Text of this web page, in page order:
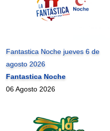
Fantastica Noche jueves 6 de
agosto 2026
Fantastica Noche
06 Agosto 2026